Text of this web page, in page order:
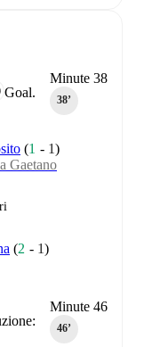
Minute 38
38‎’‎
Goal.
(1 - 1)
Gaetano
(2 - 1)
Minute 46
46‎’‎